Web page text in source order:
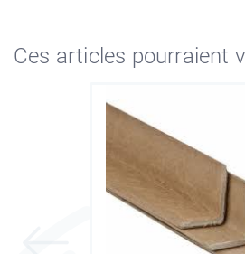
Ces articles pourraient